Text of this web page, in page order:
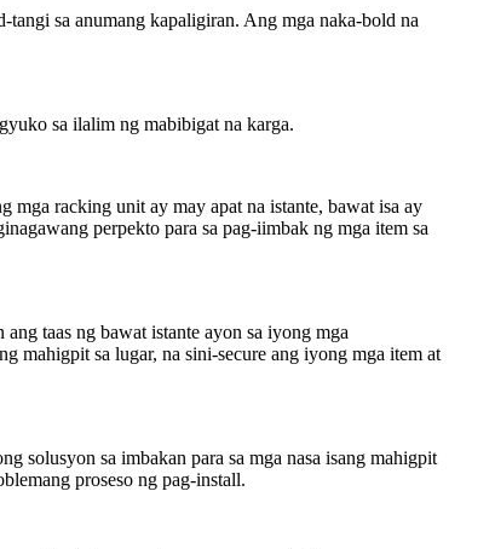
tangi sa anumang kapaligiran. Ang mga naka-bold na
sa ilalim ng mabibigat na karga.
mga racking unit ay may apat na istante, bawat isa ay
perpekto para sa pag-iimbak ng mga item sa
taas ng bawat istante ayon sa iyong mga
mahigpit sa lugar, na sini-secure ang iyong mga item at
solusyon sa imbakan para sa mga nasa isang mahigpit
proseso ng pag-install.